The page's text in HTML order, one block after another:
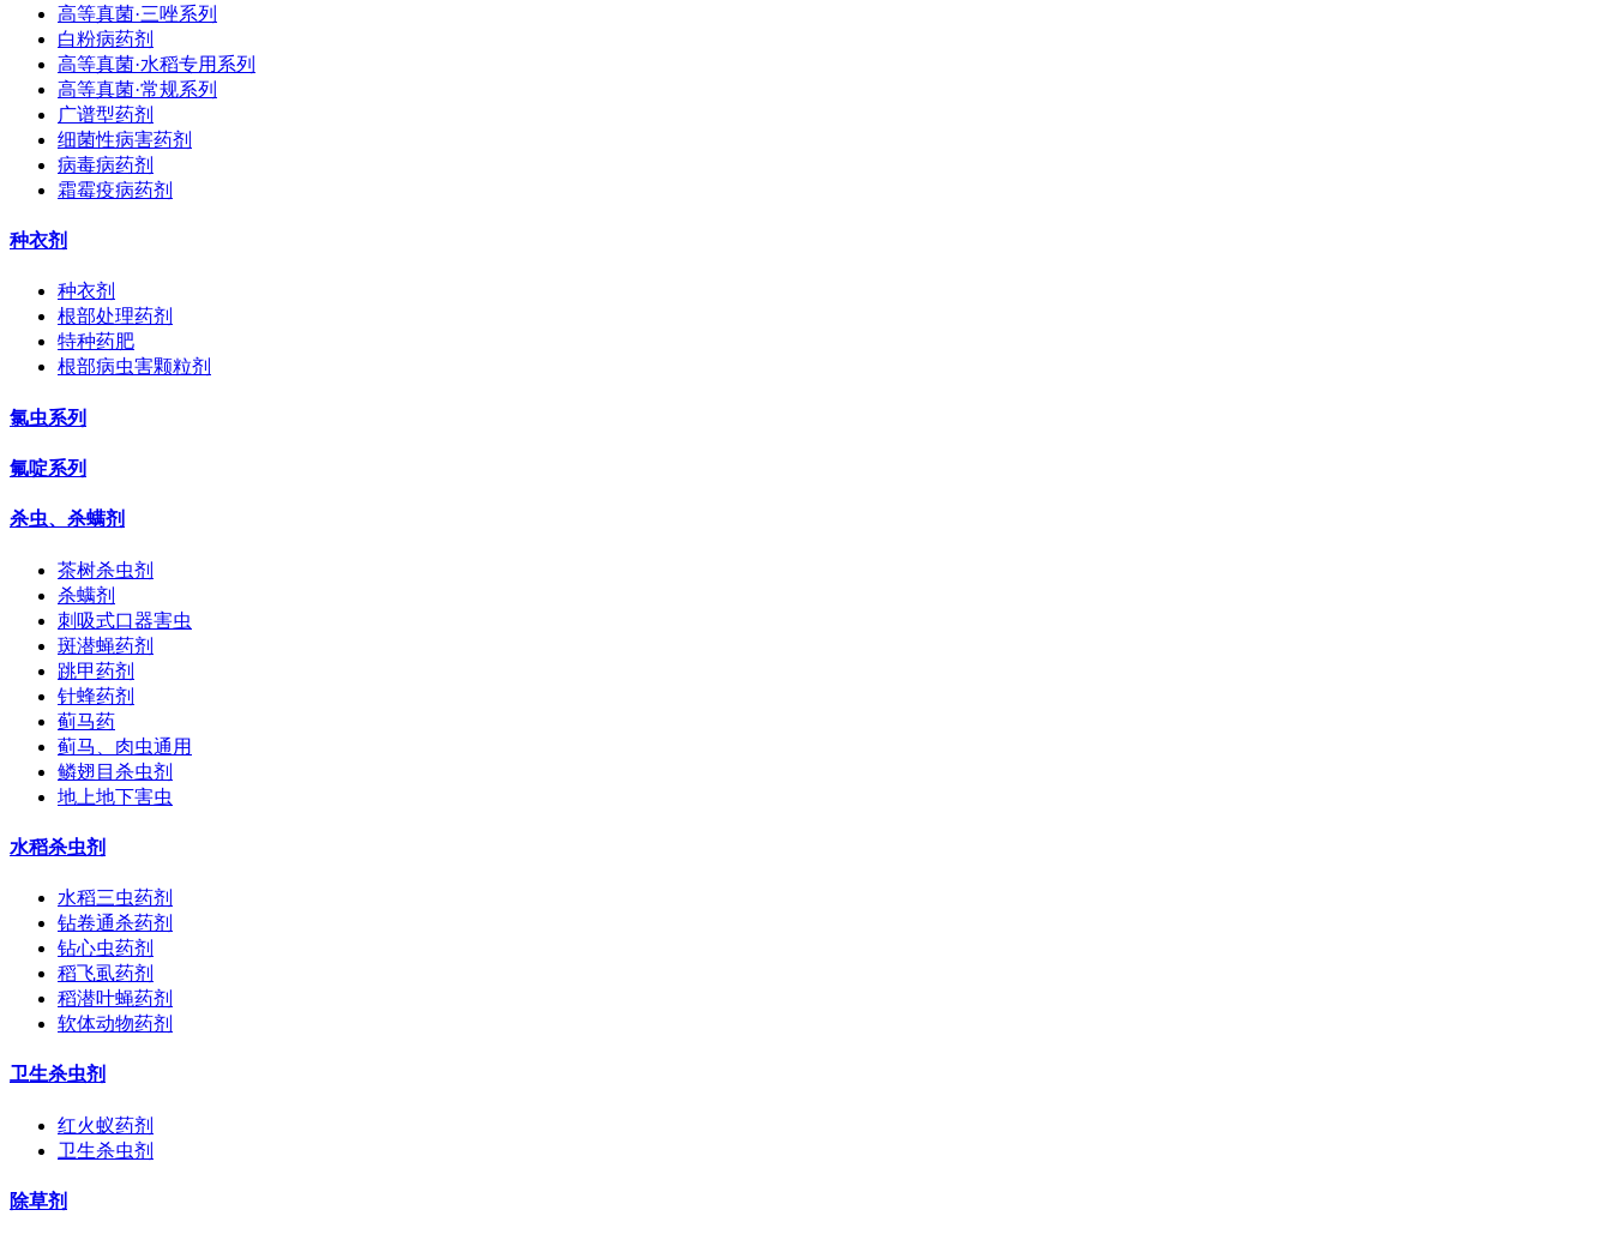
高等真菌·三唑系列
白粉病药剂
高等真菌·水稻专用系列
高等真菌·常规系列
广谱型药剂
细菌性病害药剂
病毒病药剂
霜霉疫病药剂
种衣剂
种衣剂
根部处理药剂
特种药肥
根部病虫害颗粒剂
氯虫系列
氟啶系列
杀虫、杀螨剂
茶树杀虫剂
杀螨剂
刺吸式口器害虫
斑潜蝇药剂
跳甲药剂
针蜂药剂
蓟马药
蓟马、肉虫通用
鳞翅目杀虫剂
地上地下害虫
水稻杀虫剂
水稻三虫药剂
钻卷通杀药剂
钻心虫药剂
稻飞虱药剂
稻潜叶蝇药剂
软体动物药剂
卫生杀虫剂
红火蚁药剂
卫生杀虫剂
除草剂